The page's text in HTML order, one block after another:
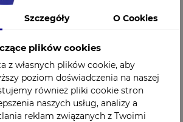
do defibrylatora
Cena659,00 zł
Szczegóły O Cookies
plików cookies
z własnych plików cookie, aby
poziom doświadczenia na naszej
również pliki cookie stron
naszych usług, analizy a
reklam związanych z Twoimi